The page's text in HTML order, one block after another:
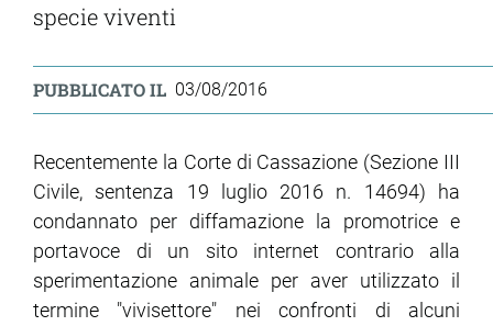
specie viventi
PUBBLICATO IL 03/08/2016
Recentemente la Corte di Cassazione (Sezione III
Civile, sentenza 19 luglio 2016 n. 14694) ha
condannato per diffamazione la promotrice e
portavoce di un sito internet contrario alla
sperimentazione animale per aver utilizzato il
termine "vivisettore" nei confronti di alcuni